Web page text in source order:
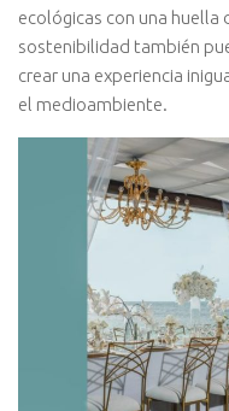
ecológicas con una
sostenibilidad también
crear una experiencia
el medioambiente.